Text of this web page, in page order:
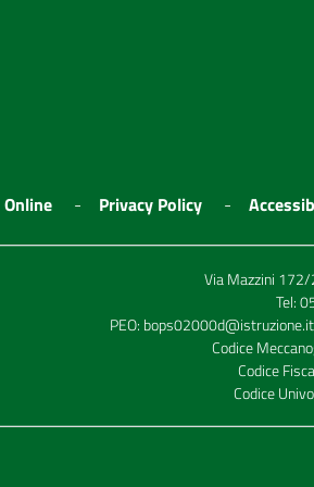
Privacy Policy
Via Mazzini
Tel:
PEO: bops02000d@istruzione.it
Codice
Codice
Codice